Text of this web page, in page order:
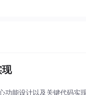
功能设计以及关键代码实